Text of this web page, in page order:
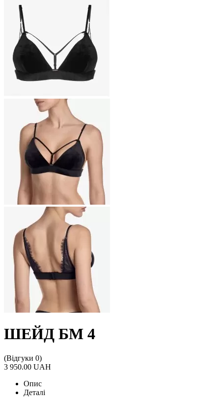
ШЕЙД БМ 4
(Відгуки 0)
3 950.00 UAH
Опис
Деталі